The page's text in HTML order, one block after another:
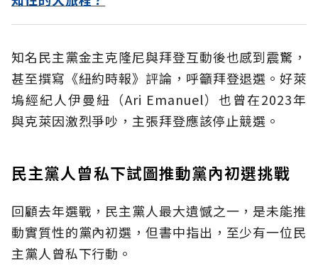
知名民主黨金主克隆尼與拜登互動後也感到震驚，
甚至撰寫《紐約時報》評論，呼籲拜登退選。好萊
塢經紀人伊曼紐（Ari Emanuel）也曾在2023年
與克萊因激烈爭吵，主張拜登應該停止競選。
民主黨人曾私下試圖推動黨內初選挑戰
回顧去年選戰，民主黨人最大遺憾之一，是未能推
動實質性的黨內初選，但書中指出，至少有一位民
主黨人曾私下行動。